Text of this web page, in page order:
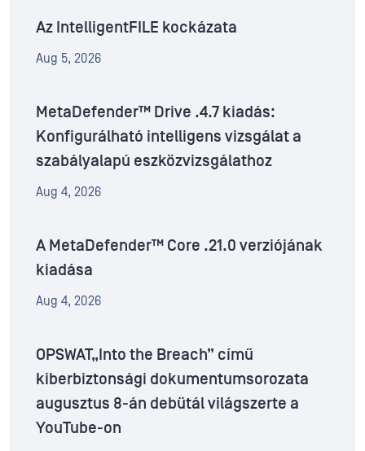
Az IntelligentFILE kockázata
Aug 5, 2026
MetaDefender™ Drive .4.7 kiadás:
Konfigurálható intelligens vizsgálat a
szabályalapú eszközvizsgálathoz
Aug 4, 2026
A MetaDefender™ Core .21.0 verziójának
kiadása
Aug 4, 2026
OPSWAT„Into the Breach” című
kiberbiztonsági dokumentumsorozata
augusztus 8-án debütál világszerte a
YouTube-on